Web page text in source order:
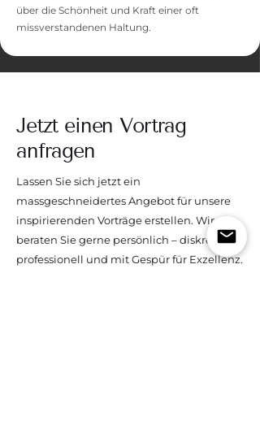
über die Schönheit und Kraft einer oft
missverstandenen Haltung.
Jetzt einen Vortrag
anfragen
Lassen Sie sich jetzt ein
massgeschneidertes Angebot für unsere
inspirierenden Vorträge erstellen. Wir
beraten Sie gerne persönlich – diskret,
professionell und mit Gespür für Exzellenz.